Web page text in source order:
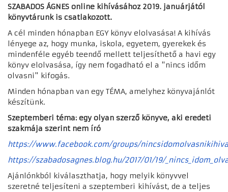
SZABADOS ÁGNES online kihívásához 2019. januárjától
könyvtárunk is csatlakozott.
A cél minden hónapban EGY könyv elolvasása! A kihívás
lényege az, hogy munka, iskola, egyetem, gyerekek és
mindenféle egyéb teendő mellett teljesíthető a havi egy
könyv elolvasása, így nem fogadható el a "nincs időm
olvasni" kifogás.
Minden hónapban van egy TÉMA, amelyhez könyvajánlót
készítünk.
Szeptemberi téma: egy olyan szerző könyve, aki eredeti
szakmája szerint nem író
https://www.facebook.com/groups/
https://szabadosagnes.blog.hu/2017/01/19/
Ajánlónkból kiválaszthatja, hogy melyik könyvvel
szeretné teljesíteni a szeptemberi kihívást, de a teljes